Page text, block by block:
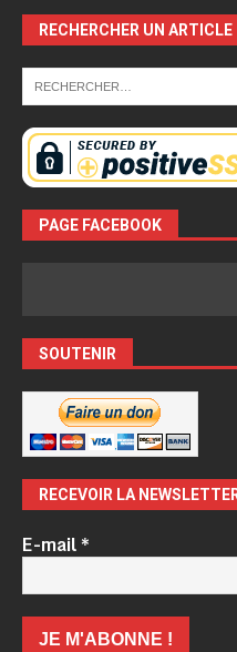
RECHERCHER UN ARTICLE
PAGE FACEBOOK
SOUTENIR
RECEVOIR LA
E-mail*